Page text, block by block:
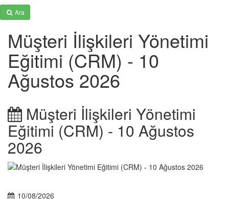
Ara
Müşteri İlişkileri Yönetimi
Eğitimi (CRM) - 10
Ağustos 2026
Müşteri İlişkileri Yönetimi
Eğitimi (CRM) - 10 Ağustos
2026
10/08/2026